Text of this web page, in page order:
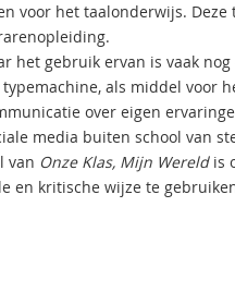
voor het taalonderwijs. Deze
het gebruik ervan is vaak
als middel voor
over eigen
media buiten school van
van Onze Klas, Mijn Wereld is
en kritische wijze te